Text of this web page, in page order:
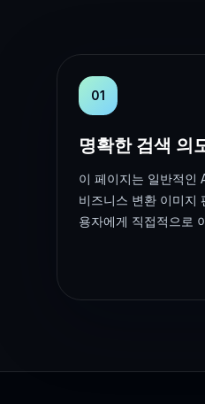
01
명확한 검색 의
이 페이지는 일반적인
비즈니스 변환 이미지
용자에게 직접적으로